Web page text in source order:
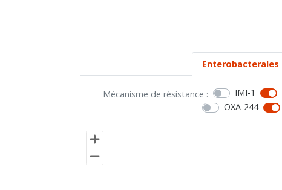
Mécanisme de résistance : IMI-1
OXA-244